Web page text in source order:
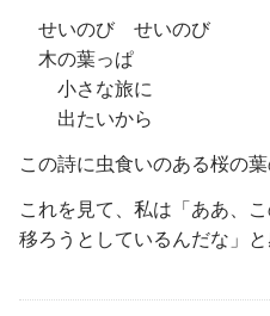
せいのび せいのび
木の葉っぱ
小さな旅に
出たいから
この詩に虫食いのある桜の
これを見て、私は「ああ、
移ろうとしているんだな」